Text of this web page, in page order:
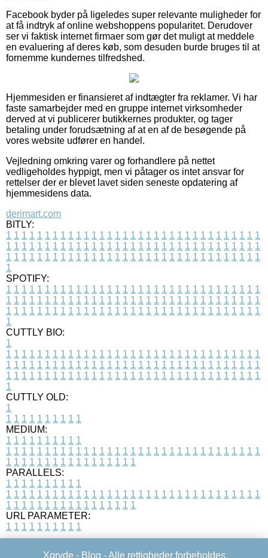
Facebook byder på ligeledes super relevante muligheder for
at få indtryk af online webshoppens popularitet. Derudover
ser vi faktisk internet firmaer som gør det muligt at meddele
en evaluering af deres køb, som desuden burde bruges til at
fornemme kundernes tilfredshed.
Hjemmesiden er finansieret af indtægter fra reklamer. Vi har
faste samarbejder med en gruppe internet virksomheder
derved at vi publicerer butikkernes produkter, og tager
betaling under forudsætning af at en af de besøgende på
vores website udfører en handel.
Vejledning omkring varer og forhandlere på nettet
vedligeholdes hyppigt, men vi påtager os intet ansvar for
rettelser der er blevet lavet siden seneste opdatering af
hjemmesidens data.
derimart.com
BITLY:
1 1 1 1 1 1 1 1 1 1 1 1 1 1 1 1 1 1 1 1 1 1 1 1 1 1 1 1 1 1 1 1 1
1 1 1 1 1 1 1 1 1 1 1 1 1 1 1 1 1 1 1 1 1 1 1 1 1 1 1 1 1 1 1 1 1
1 1 1 1 1 1 1 1 1 1 1 1 1 1 1 1 1 1 1 1 1 1 1 1 1 1 1 1 1 1 1 1 1
1
SPOTIFY:
1 1 1 1 1 1 1 1 1 1 1 1 1 1 1 1 1 1 1 1 1 1 1 1 1 1 1 1 1 1 1 1 1
1 1 1 1 1 1 1 1 1 1 1 1 1 1 1 1 1 1 1 1 1 1 1 1 1 1 1 1 1 1 1 1 1
1 1 1 1 1 1 1 1 1 1 1 1 1 1 1 1 1 1 1 1 1 1 1 1 1 1 1 1 1 1 1 1 1
1
CUTTLY BIO:
1
1 1 1 1 1 1 1 1 1 1 1 1 1 1 1 1 1 1 1 1 1 1 1 1 1 1 1 1 1 1 1 1 1
1 1 1 1 1 1 1 1 1 1 1 1 1 1 1 1 1 1 1 1 1 1 1 1 1 1 1 1 1 1 1 1 1
1 1 1 1 1 1 1 1 1 1 1 1 1 1 1 1 1 1 1 1 1 1 1 1 1 1 1 1 1 1 1 1 1
1
CUTTLY OLD:
1
1 1 1 1 1 1 1 1 1 1
MEDIUM:
1 1 1 1 1 1 1 1 1 1
1 1 1 1 1 1 1 1 1 1 1 1 1 1 1 1 1 1 1 1 1 1 1 1 1 1 1 1 1 1 1 1 1
1 1 1 1 1 1 1 1 1 1 1 1 1 1 1 1 1
PARALLELS:
1 1 1 1 1 1 1 1 1 1
1 1 1 1 1 1 1 1 1 1 1 1 1 1 1 1 1 1 1 1 1 1 1 1 1 1 1 1 1 1 1 1 1
1 1 1 1 1 1 1 1 1 1 1 1 1 1 1 1 1
URL PARAMETER:
1 1 1 1 1 1 1 1 1 1
Xgryde - Blog - Alle rettigheder forbeholdes